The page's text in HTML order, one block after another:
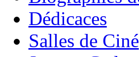
Dédicaces
Salles de Ciné